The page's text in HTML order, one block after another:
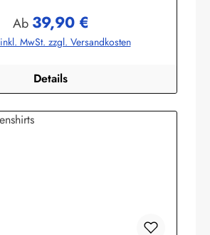
Regulärer Preis:
Ab 39,90 €
MwSt. zzgl. Versandkosten
Details